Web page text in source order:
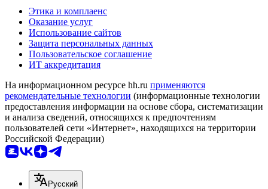
Этика и комплаенс
Оказание услуг
Использование сайтов
Защита персональных данных
Пользовательское соглашение
ИТ аккредитация
На информационном ресурсе hh.ru применяются
рекомендательные технологии (информационные технологии
предоставления информации на основе сбора, систематизации
и анализа сведений, относящихся к предпочтениям
пользователей сети «Интернет», находящихся на территории
Российской Федерации)
Русский